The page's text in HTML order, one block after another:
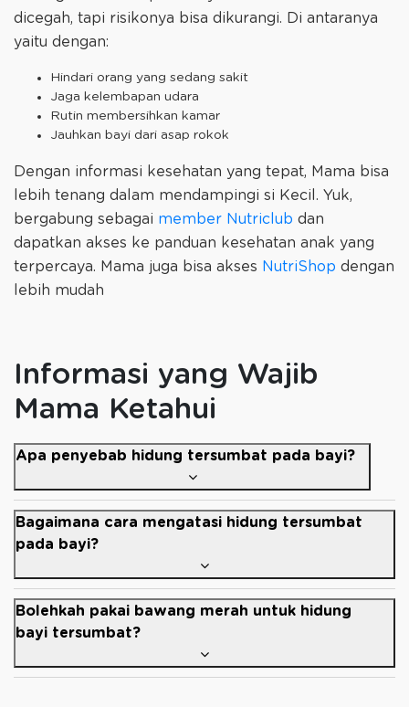
dicegah, tapi risikonya bisa dikurangi. Di antaranya
yaitu dengan:
Hindari orang yang sedang sakit
Jaga kelembapan udara
Rutin membersihkan kamar
Jauhkan bayi dari asap rokok
Dengan informasi kesehatan yang tepat, Mama bisa
lebih tenang dalam mendampingi si Kecil. Yuk,
bergabung sebagai member Nutriclub dan
dapatkan akses ke panduan kesehatan anak yang
terpercaya. Mama juga bisa akses NutriShop dengan
lebih mudah
Informasi yang Wajib
Mama Ketahui
Apa penyebab hidung tersumbat pada bayi?
Bagaimana cara mengatasi hidung tersumbat
pada bayi?
Bolehkah pakai bawang merah untuk hidung
bayi tersumbat?